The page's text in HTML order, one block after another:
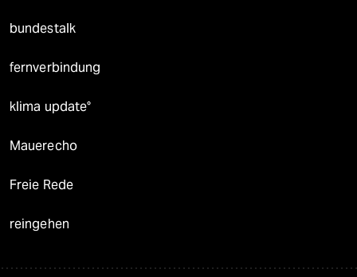
bundestalk
fernverbindung
klima update°
Mauerecho
Freie Rede
reingehen